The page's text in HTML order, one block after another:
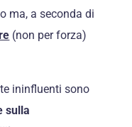
ma, a seconda di
(non per forza)
ininfluenti sono
sulla